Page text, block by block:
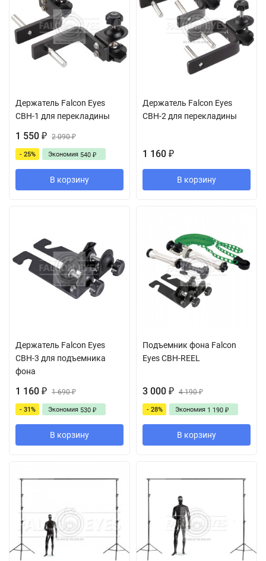
Держатель Falcon Eyes
CBH-1 для перекладины
1 550 ₽ 2 090₽
- 25% Экономия 540 ₽
В корзину
Держатель Falcon Eyes
CBH-2 для перекладины
1 160 ₽
В корзину
Держатель Falcon Eyes
CBH-3 для подъемника
фона
1 160 ₽ 1 690₽
- 31% Экономия 530 ₽
В корзину
Подъемник фона Falcon
Eyes CBH-REEL
3 000 ₽ 4 190₽
- 28% Экономия 1 190 ₽
В корзину